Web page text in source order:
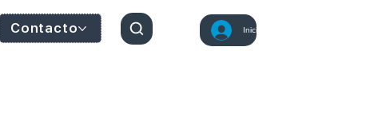
Iniciar sesión
Contacto